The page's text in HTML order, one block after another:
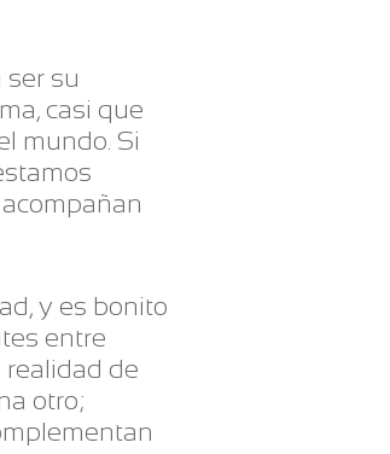
su
casi que
mundo. Si
y es bonito
entre
realidad de
otro;